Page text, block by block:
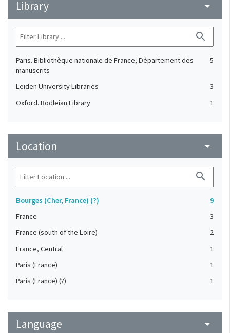
Library arrow_drop_down
search
Paris. Bibliothèque nationale de France, Département des
manuscrits
5
Leiden University Libraries
3
Oxford. Bodleian Library
1
Location arrow_drop_down
search
Bourges (Cher, France) (?)
9
France
3
France (south of the Loire)
2
France, Central
1
Paris (France)
1
Paris (France) (?)
1
Language arrow_drop_down